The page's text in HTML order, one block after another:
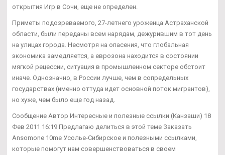
открытия Игр в Сочи, еще не определен.
Приметы подозреваемого, 27-летнего уроженца Астраханской
области, были переданы всем нарядам, дежурившим в тот день
на улицах города. Несмотря на опасения, что глобальная
экономика замедляется, а еврозона находится в состоянии
мягкой рецессии, ситуация в промышленном секторе обстоит
иначе. Однозначно, в России лучше, чем в сопредельных
государствах (именно оттуда идет основной поток мигрантов),
но хуже, чем было еще год назад.
Сообщение Автор Интересные и полезные ссылки (Канзаши) 18
Фев 2011 16:19 Предлагаю делиться в этой теме Заказать
Ansomone 10me Усолье-Сибирское и полезными ссылками,
которые помогут нам совершенствоваться в своем